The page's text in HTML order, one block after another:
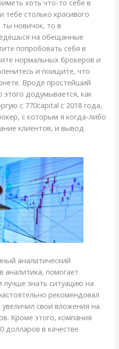
хоть что-то себе в
тебе столько красивого
ты новичок, то в
на обещанные
попробовать себя в
нормальных брокеров и
и поищите, что
Вроде простейший
додумывается, как
с 770capital с 2018 года,
с которым я когда-либо
клиентов, и вывод
аналитический
аналитика, помогает
лучше знать ситуацию на
рекомендовал
увеличил свои вложения на
Кроме этого, компания
долларов в качестве